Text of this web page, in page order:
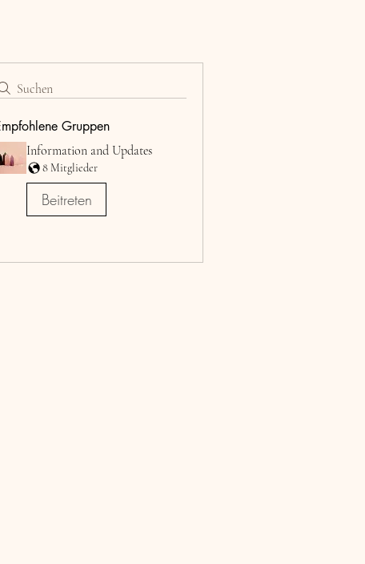
Suchen
Gruppen
Information and Updates
8 Mitglieder
Beitreten